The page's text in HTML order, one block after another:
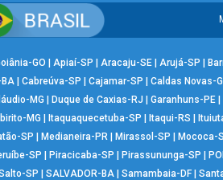
GO | Apiaí-SP | Aracaju-SE| Arujá-SP |
| Cabreúva-SP | Cajamar-SP | Caldas Novas-
MG | Duque de Caxias-RJ | Garanhuns-PE |
MG | Itaquaquecetuba-SP | Itaqui-RS |
SP | Medianeira-PR | Mirassol-SP | Mococa-
SP | Piracicaba-SP | Pirassununga-SP |
SP | SALVADOR-BA | Samambaia-DF |